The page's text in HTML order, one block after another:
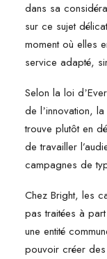
dans sa
sur ce sujet
moment où elles
service adapté,
Selon la loi
de lʼinnovation,
trouve plutôt en
de travailler
campagnes de
Chez Bright, les
pas traitées à
une entité
pouvoir créer